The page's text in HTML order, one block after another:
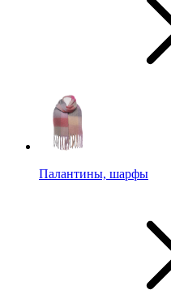
Палантины, шарфы